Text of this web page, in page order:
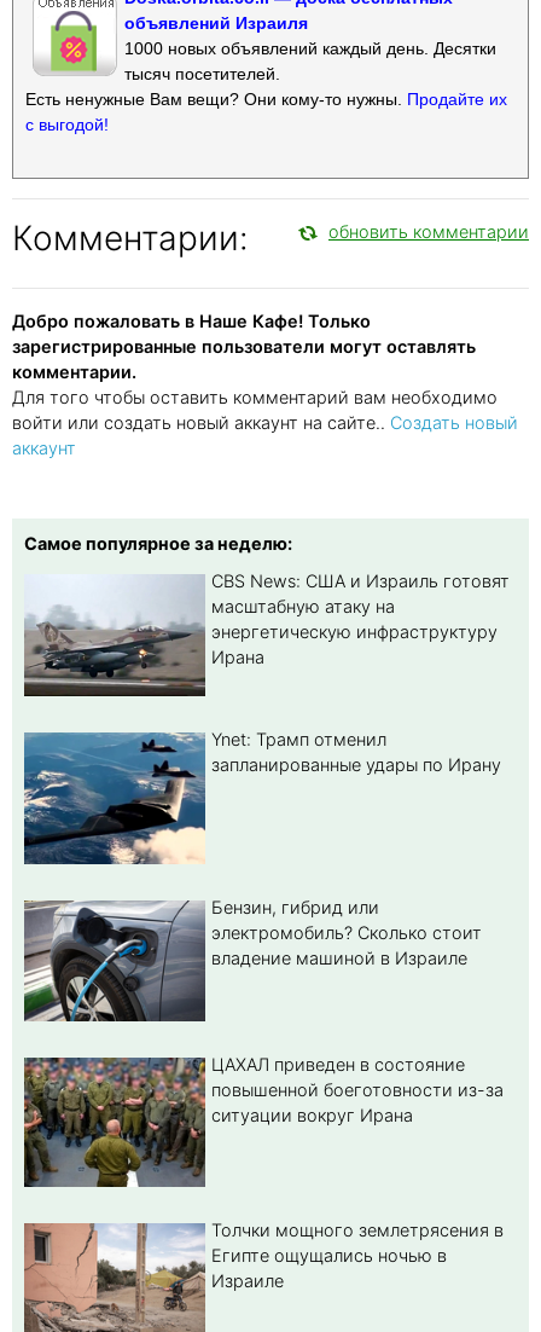
объявлений Израиля
1000 новых объявлений каждый день. Десятки
тысяч посетителей.
Есть ненужные Вам вещи? Они кому-то нужны. Продайте их
с выгодой!
Комментарии: обновить комментарии
Добро пожаловать в Наше Кафе! Только
зарегистрированные пользователи могут оставлять
комментарии.
Для того чтобы оставить комментарий вам необходимо
войти или создать новый аккаунт на сайте.. Создать новый
аккаунт
Самое популярное за неделю:
CBS News: США и Израиль готовят
масштабную атаку на
энергетическую инфраструктуру
Ирана
Ynet: Трамп отменил
запланированные удары по Ирану
Бензин, гибрид или
электромобиль? Cколько стоит
владение машиной в Израиле
ЦАХАЛ приведен в состояние
повышенной боеготовности из-за
ситуации вокруг Ирана
Толчки мощного землетрясения в
Египте ощущались ночью в
Израиле